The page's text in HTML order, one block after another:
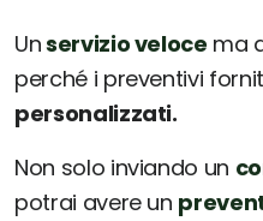
Unservizio veloce ma
perché i preventivi
personalizzati.
Non solo inviando un
potrai avere un